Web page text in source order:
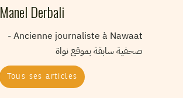
Manel Derbali
Ancienne journaliste à Nawaat -
صحفية سابقة بموقع نواة
Tous ses articles